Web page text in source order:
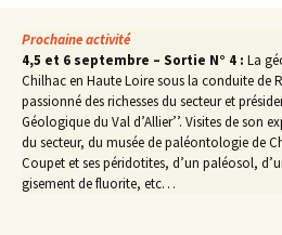
Prochaine activité
4,5 et 6 septembre – Sortie N° 4 : La
Chilhac en Haute Loire sous la conduite de
passionné des richesses du secteur et
Géologique du Val d’Allier’’. Visites de son
du secteur, du musée de paléontologie de
Coupet et ses péridotites, d’un paléosol,
gisement de fluorite, etc…